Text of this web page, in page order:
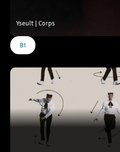
Yseult | Corps
B1